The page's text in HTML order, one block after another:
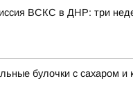
ВСКС в ДНР: три
булочки с сахаром и